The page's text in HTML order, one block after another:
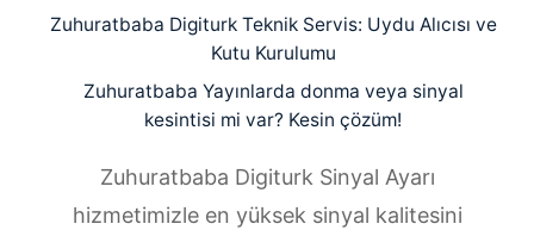
Zuhuratbaba Digiturk Teknik Servis: Uydu Alıcısı ve
Kutu Kurulumu
Zuhuratbaba Yayınlarda donma veya sinyal
kesintisi mi var? Kesin çözüm!
Zuhuratbaba Digiturk Sinyal Ayarı
hizmetimizle en yüksek sinyal kalitesini